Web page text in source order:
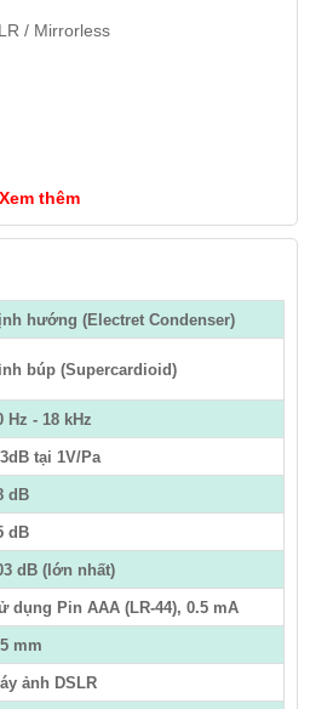
/ Mirrorless
Xem thêm
hướng (Electret Condenser)
búp (Supercardioid)
Hz - 18 kHz
tại 1V/Pa
dB
dB
dB (lớn nhất)
dụng Pin AAA (LR-44), 0.5 mA
mm
ảnh DSLR